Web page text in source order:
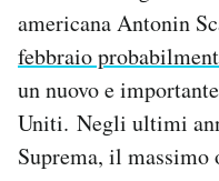
CALENDARIO
AREA PERSONALE
Area Personale
americana Antonin
febbraio
un nuovo e
Uniti. Negli ultimi
Suprema, il massimo